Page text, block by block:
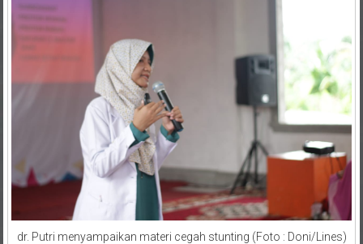
dr. Putri menyampaikan materi cegah stunting (Foto : Doni/Lines)